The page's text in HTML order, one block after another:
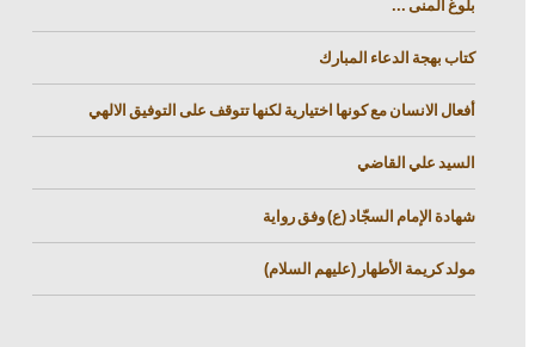
بلوغ المنى ...
كتاب بهجة الدعاء المبارك
أفعال الانسان مع كونها اختيارية لكنها تتوقف على التوفيق الالهي
السيد علي القاضي
شهادة الإمام السجّاد (ع) وفق رواية
مولد كريمة الأطهار (عليهم السلام)